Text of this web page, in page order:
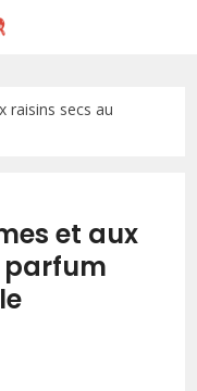
raisins secs au
et aux
parfum